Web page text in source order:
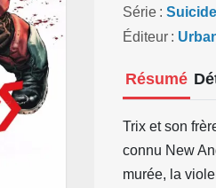
Série
Éditeur
Résumé
Trix et son
connu New
murée, la